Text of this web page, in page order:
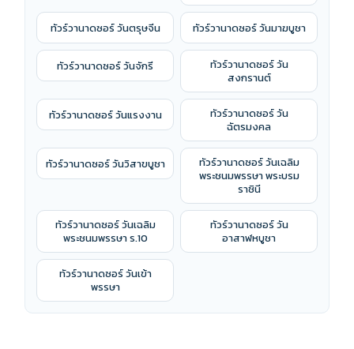
ทัวร์วานาดซอร์ วันตรุษจีน ทัวร์วานาดซอร์ วันมาฆบูชา
ทัวร์วานาดซอร์ วันจักรี
ทัวร์วานาดซอร์ วัน
สงกรานต์
ทัวร์วานาดซอร์ วันแรงงาน
ทัวร์วานาดซอร์ วัน
ฉัตรมงคล
ทัวร์วานาดซอร์ วันวิสาขบูชา
ทัวร์วานาดซอร์ วันเฉลิม
พระชนมพรรษา พระบรม
ราชินี
ทัวร์วานาดซอร์ วันเฉลิม
พระชนมพรรษา ร.10
ทัวร์วานาดซอร์ วัน
อาสาฬหบูชา
ทัวร์วานาดซอร์ วันเข้า
พรรษา